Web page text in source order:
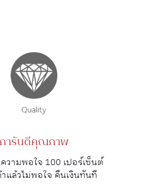
การันตีคุณภาพ
วามพอใจ 100 เปอร์เซ็นต์
แล้วไม่พอใจ คืนเงินทันที